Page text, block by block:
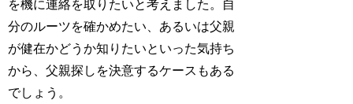
を機に連絡を取りたいと考えました。自
分のルーツを確かめたい、あるいは父親
が健在かどうか知りたいといった気持ち
から、父親探しを決意するケースもある
でしょう。